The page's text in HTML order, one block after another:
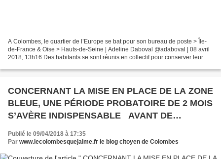
A Colombes, le quartier de l’Europe se bat pour son bureau de poste > Île-
de-France & Oise > Hauts-de-Seine | Adeline Daboval @adaboval | 08 avril
2018, 13h16 Des habitants se sont réunis en collectif pour conserver leur
CONCERNANT LA MISE EN PLACE DE LA ZONE
BLEUE, UNE PÉRIODE PROBATOIRE DE 2 MOIS
S’AVÈRE INDISPENSABLE AVANT DE
VERBALISER !!!
Publié le 09/04/2018 à 17:35
Par www.lecolombesquejaime.fr le blog citoyen de Colombes